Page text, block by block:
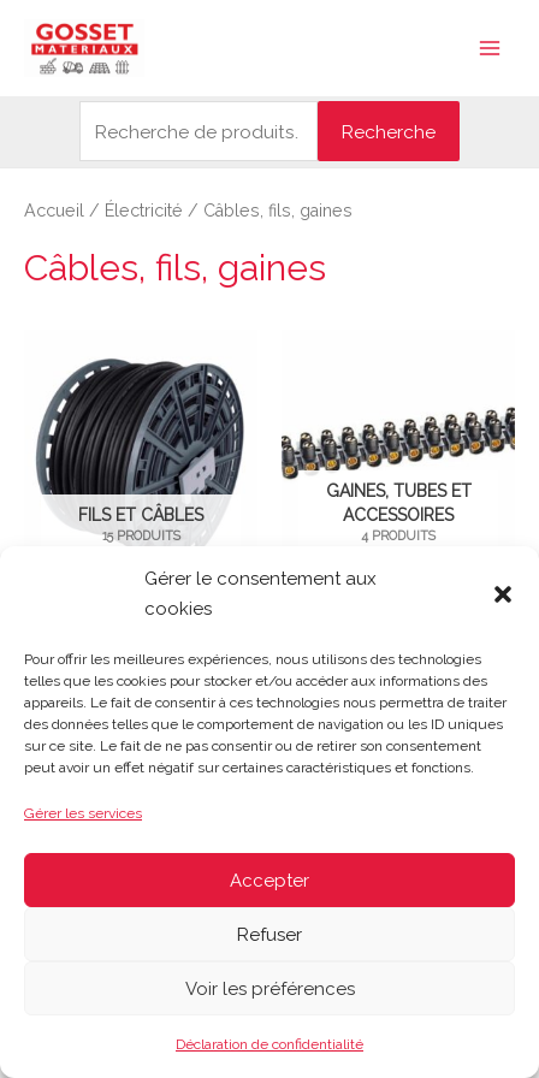
Gérer le consentement aux
cookies
Pour offrir les meilleures expériences, nous utilisons des technologies
telles que les cookies pour stocker et/ou accéder aux informations des
appareils. Le fait de consentir à ces technologies nous permettra de traiter
des données telles que le comportement de navigation ou les ID uniques
sur ce site. Le fait de ne pas consentir ou de retirer son consentement
peut avoir un effet négatif sur certaines caractéristiques et fonctions.
Gérer les services
Accepter
Refuser
Voir les préférences
Déclaration de confidentialité
contenu
pour :
Recherche
Accueil / Électricité / Câbles, fils, gaines
Câbles, fils, gaines
FILS ET CÂBLES
15 PRODUITS
GAINES, TUBES ET
ACCESSOIRES
4 PRODUITS
Gosset Matériaux 2023 © Tous droits réservés |Mentions
légales|CGV|Politique de confidentialité|Contact| 03 21
48 40 08
Du lundi au vendredi : 8h-12h30 | 14h-18h